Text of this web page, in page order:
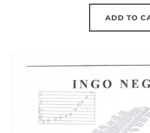
ADD TO